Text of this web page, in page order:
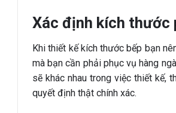
Xác định kích thước
Khi thiết kế kích thước bếp bạn
mà bạn cần phải phục vụ hàng
sẽ khác nhau trong việc thiết kế,
quyết định thật chính xác.